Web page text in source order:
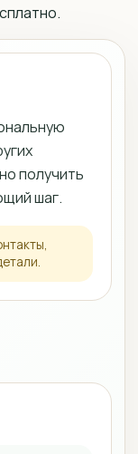
получить
шаг.